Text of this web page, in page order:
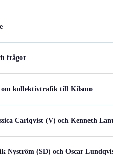
frågor
om kollektivtrafik till Kilsmo
Carlqvist (V) och Kenneth
Nyström (SD) och Oscar